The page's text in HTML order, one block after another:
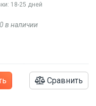
18-25 дней
в наличии
Сравнить